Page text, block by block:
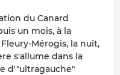
du Canard
un mois, à la
Mérogis, la nuit,
s'allume dans la
d'"ultragauche"